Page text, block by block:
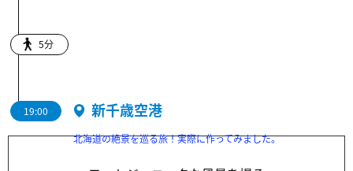
5分
19:00 新千歳空港
北海道の絶景を巡る旅！実際に作ってみました。